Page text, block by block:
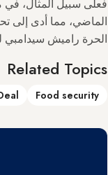
الحرة راميش سيدامبي
Related Topics
Food security